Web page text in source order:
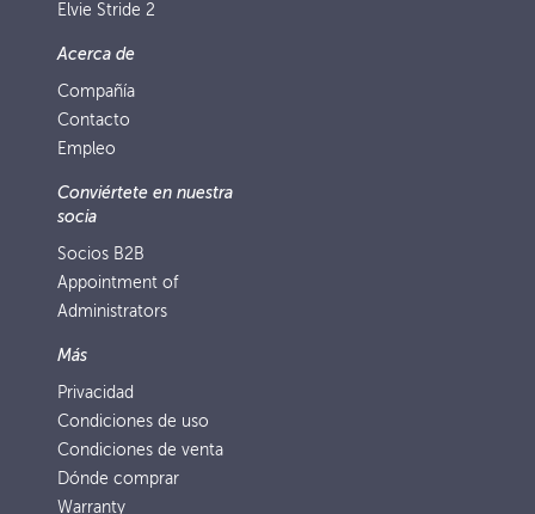
Elvie Stride 2
Acerca de
Compañía
Contacto
Empleo
Conviértete en nuestra
socia
Socios B2B
Appointment of
Administrators
Más
Privacidad
Condiciones de uso
Condiciones de venta
Dónde comprar
Warranty